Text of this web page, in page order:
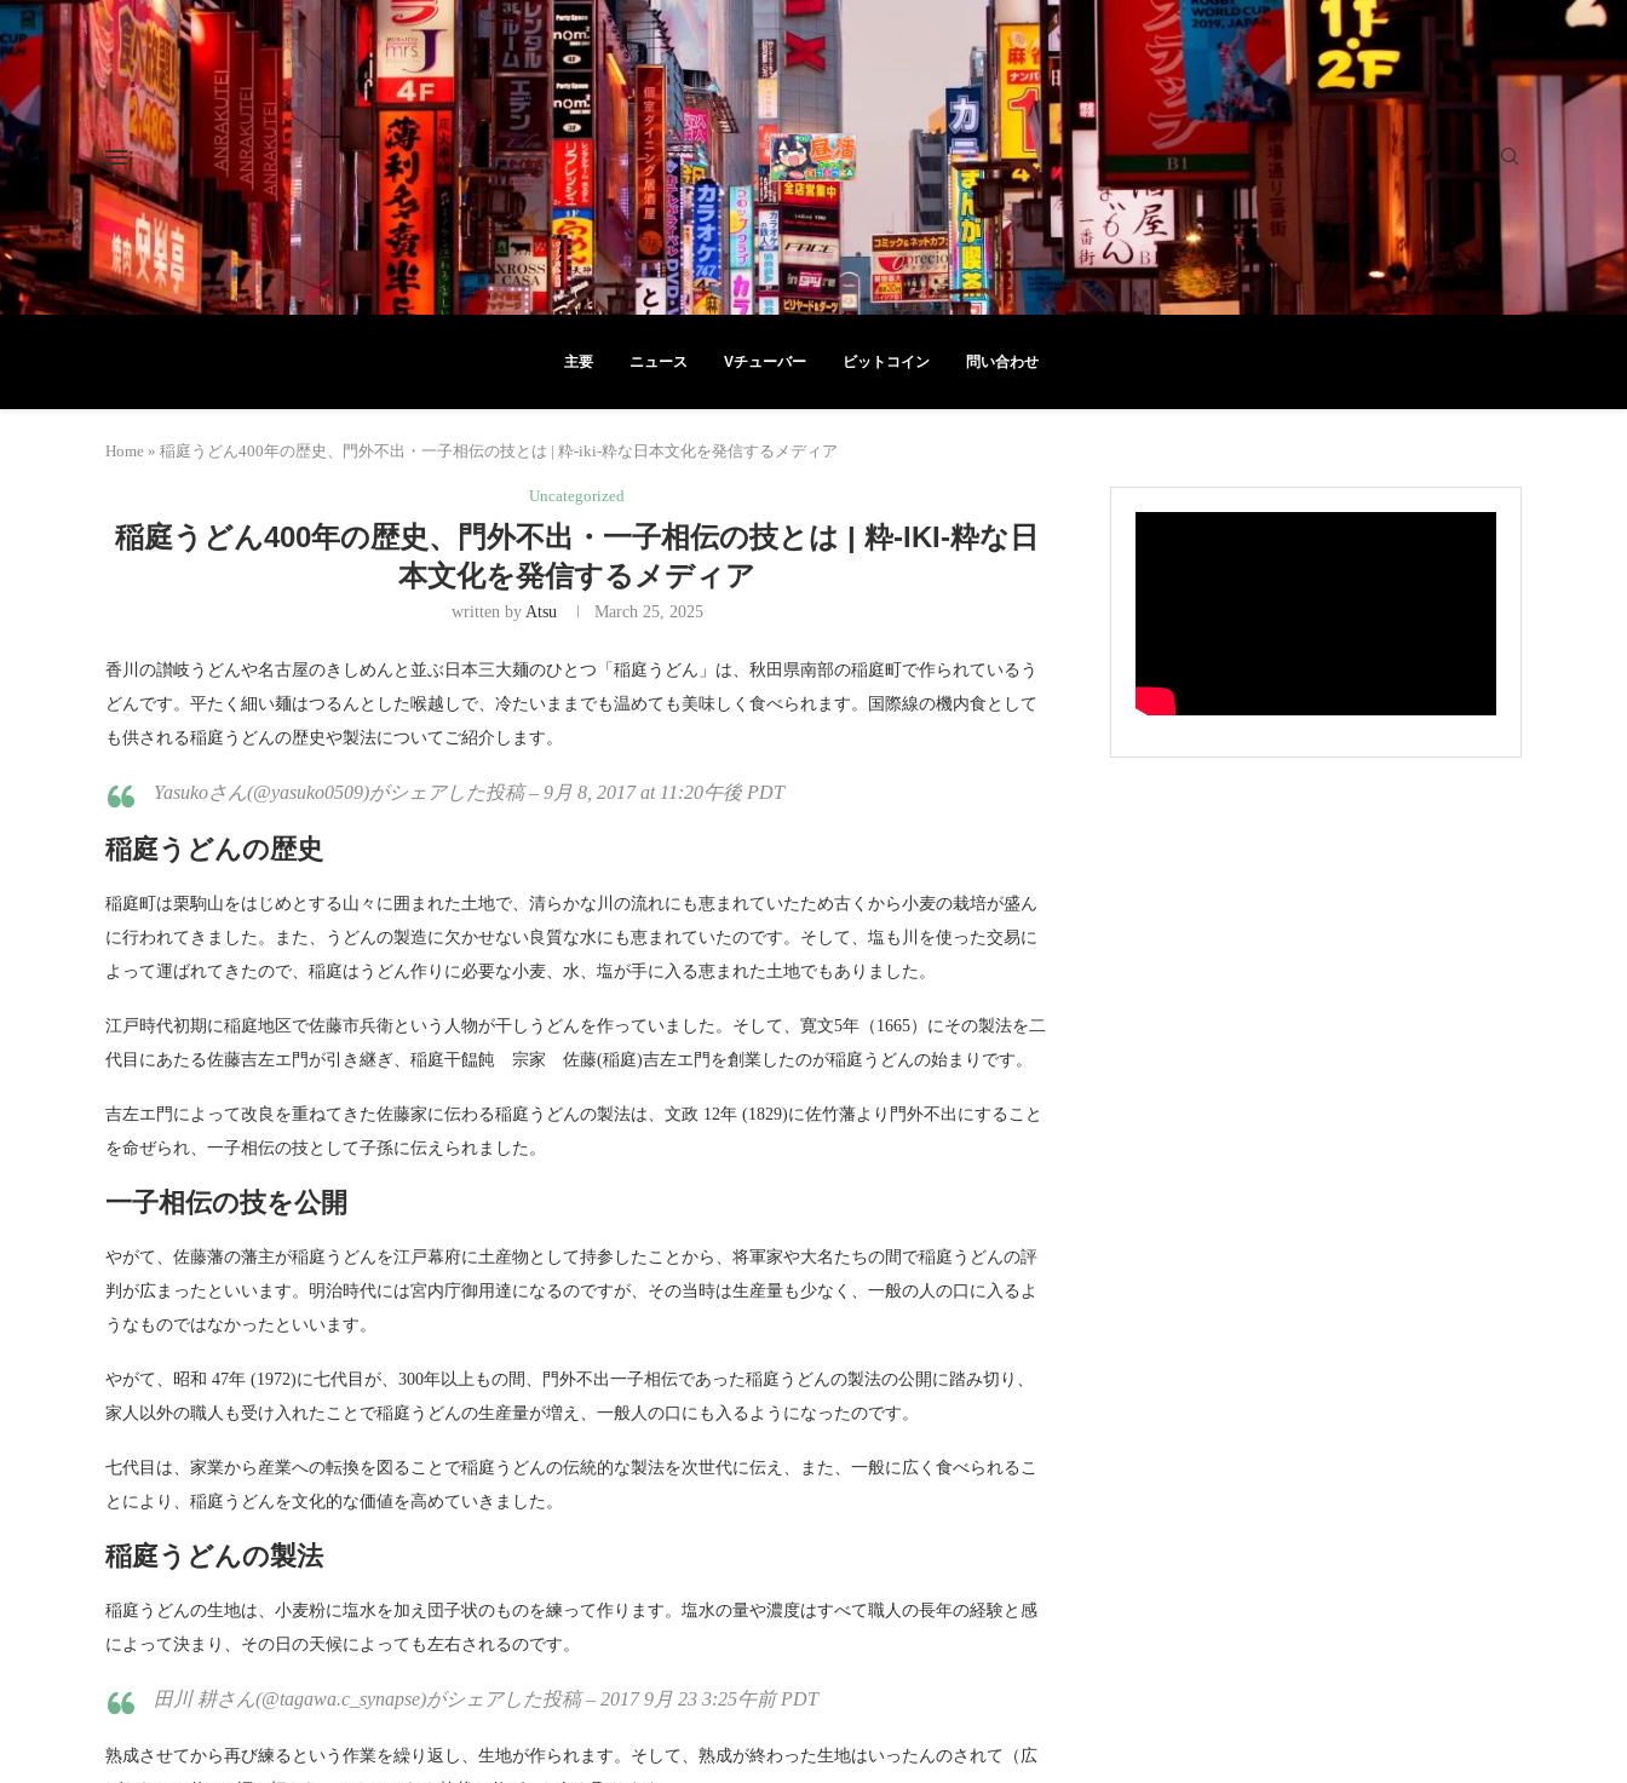
主要 ニュース Vチューバー ビットコイン 問い合わせ
Home » 稲庭うどん400年の歴史、門外不出・一子相伝の技とは | 粋-iki-粋な日本文化を発信するメディア
Uncategorized
稲庭うどん400年の歴史、門外不出・一子相伝の技とは | 粋-IKI-粋な日
本文化を発信するメディア
written by Atsu March 25, 2025
香川の讃岐うどんや名古屋のきしめんと並ぶ日本三大麺のひとつ「稲庭うどん」は、秋田県南部の稲庭町で作られているう
どんです。平たく細い麺はつるんとした喉越しで、冷たいままでも温めても美味しく食べられます。国際線の機内食として
も供される稲庭うどんの歴史や製法についてご紹介します。
Yasukoさん(@yasuko0509)がシェアした投稿 – 9月 8, 2017 at 11:20午後 PDT
稲庭うどんの歴史
稲庭町は栗駒山をはじめとする山々に囲まれた土地で、清らかな川の流れにも恵まれていたため古くから小麦の栽培が盛ん
に行われてきました。また、うどんの製造に欠かせない良質な水にも恵まれていたのです。そして、塩も川を使った交易に
よって運ばれてきたので、稲庭はうどん作りに必要な小麦、水、塩が手に入る恵まれた土地でもありました。
江戸時代初期に稲庭地区で佐藤市兵衛という人物が干しうどんを作っていました。そして、寛文5年（1665）にその製法を二
代目にあたる佐藤吉左エ門が引き継ぎ、稲庭干饂飩 宗家 佐藤(稲庭)吉左エ門を創業したのが稲庭うどんの始まりです。
吉左エ門によって改良を重ねてきた佐藤家に伝わる稲庭うどんの製法は、文政 12年 (1829)に佐竹藩より門外不出にすること
を命ぜられ、一子相伝の技として子孫に伝えられました。
一子相伝の技を公開
やがて、佐藤藩の藩主が稲庭うどんを江戸幕府に土産物として持参したことから、将軍家や大名たちの間で稲庭うどんの評
判が広まったといいます。明治時代には宮内庁御用達になるのですが、その当時は生産量も少なく、一般の人の口に入るよ
うなものではなかったといいます。
やがて、昭和 47年 (1972)に七代目が、300年以上もの間、門外不出一子相伝であった稲庭うどんの製法の公開に踏み切り、
家人以外の職人も受け入れたことで稲庭うどんの生産量が増え、一般人の口にも入るようになったのです。
七代目は、家業から産業への転換を図ることで稲庭うどんの伝統的な製法を次世代に伝え、また、一般に広く食べられるこ
とにより、稲庭うどんを文化的な価値を高めていきました。
稲庭うどんの製法
稲庭うどんの生地は、小麦粉に塩水を加え団子状のものを練って作ります。塩水の量や濃度はすべて職人の長年の経験と感
によって決まり、その日の天候によっても左右されるのです。
田川 耕さん(@tagawa.c_synapse)がシェアした投稿 – 2017 9月 23 3:25午前 PDT
熟成させてから再び練るという作業を繰り返し、生地が作られます。そして、熟成が終わった生地はいったんのされて（広